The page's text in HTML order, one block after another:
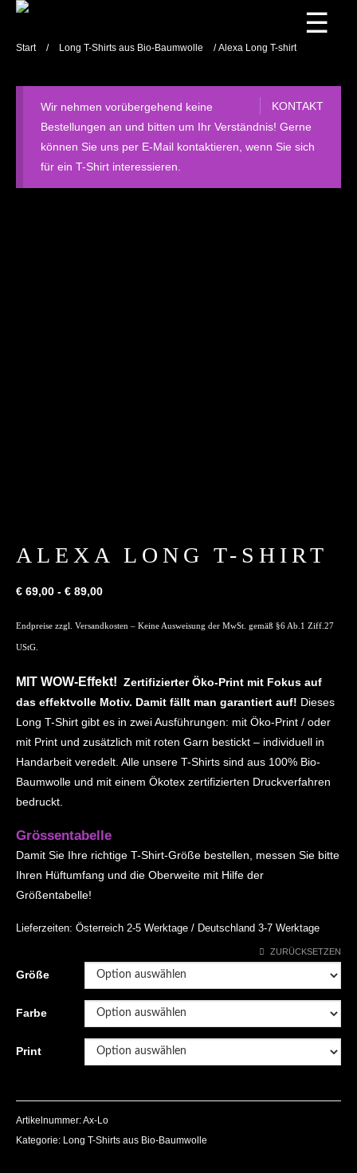
☰
Start / Long T-Shirts aus Bio-Baumwolle / Alexa Long T-shirt
KONTAKT
Wir nehmen vorübergehend keine
Bestellungen an und bitten um Ihr Verständnis! Gerne
können Sie uns per E-Mail kontaktieren, wenn Sie sich
für ein T-Shirt interessieren.
ALEXA LONG T-SHIRT
€69,00- €89,00
Endpreise zzgl. Versandkosten – Keine Ausweisung der MwSt. gemäß §6 Ab.1 Ziff.27
UStG.
MIT WOW-Effekt! Zertifizierter Öko-Print mit Fokus auf
das effektvolle Motiv. Damit fällt man garantiert auf! Dieses
Long T-Shirt gibt es in zwei Ausführungen: mit Öko-Print / oder
mit Print und zusätzlich mit roten Garn bestickt – individuell in
Handarbeit veredelt. Alle unsere T-Shirts sind aus 100% Bio-
Baumwolle und mit einem Ökotex zertifizierten Druckverfahren
bedruckt.
Grössentabelle
Damit Sie Ihre richtige T-Shirt-Größe bestellen, messen Sie bitte
Ihren Hüftumfang und die Oberweite mit Hilfe der
Größentabelle!
Lieferzeiten: Österreich 2-5 Werktage / Deutschland 3-7 Werktage
Größe
Farbe
Print
ZURÜCKSETZEN
Artikelnummer:Ax-Lo
Kategorie: Long T-Shirts aus Bio-Baumwolle